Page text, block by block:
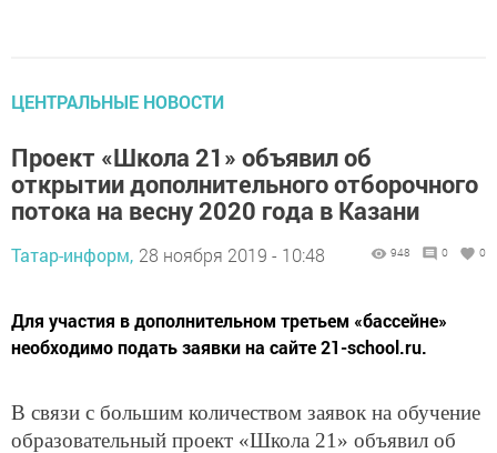
ЦЕНТРАЛЬНЫЕ НОВОСТИ
Проект «Школа 21» объявил об
открытии дополнительного отборочного
потока на весну 2020 года в Казани
Татар-информ, 28 ноября 2019 - 10:48 948 0 0
Для участия в дополнительном третьем «бассейне»
необходимо подать заявки на сайте 21-school.ru.
В связи с большим количеством заявок на обучение
образовательный проект «Школа 21» объявил об